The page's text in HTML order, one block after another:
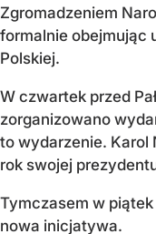
Zgromadzeniem
formalnie obejmując
Polskiej.
W czwartek przed
zorganizowano
to wydarzenie. Karol
rok swojej
Tymczasem w piątek
nowa inicjatywa.